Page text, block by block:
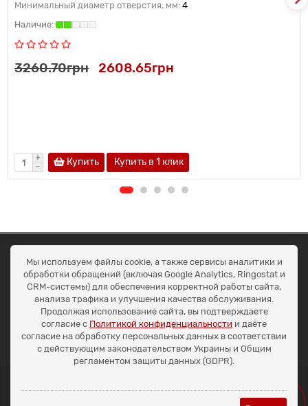
Минимальный диаметр отверстия, мм: 4
3260.70грн 2608.65грн
Купить Купить в 1 клик
ОКЕАН ТРЕЙД
Договір публичної оферти
Доставка та оплата
Наші контакти
Умови повернення
+38 (099) 452-20-02
+38 (098) 492-20-02
office@ocean.biz.ua
Мы используем файлы cookie, а также сервисы аналитики и
обработки обращений (включая Google Analytics, Ringostat и
CRM-системы) для обеспечения корректной работы сайта,
анализа трафика и улучшения качества обслуживания.
Продолжая использование сайта, вы подтверждаете
согласие с Политикой конфиденциальности и даёте
согласие на обработку персональных данных в соответствии
с действующим законодательством Украины и Общим
регламентом защиты данных (GDPR).